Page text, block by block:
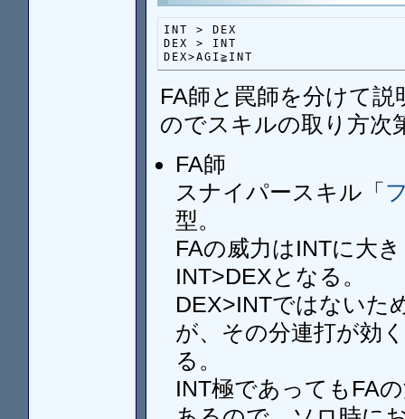
INT > DEX
DEX > INT
DEX>AGI≧INT
FA師と罠師を分けて
のでスキルの取り方次
FA師
スナイパースキル「
型。
FAの威力はINTに大
INT>DEXとなる。
DEX>INTではないた
が、その分連打が効
る。
INT極であってもFA